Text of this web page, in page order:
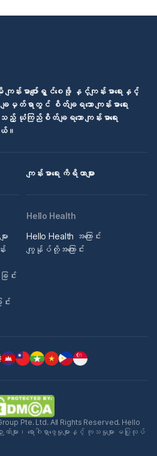
းမာပျော်ရွှင်စေဖို့ နှင့်ကျန်းမာရေးနှင့်
မှတ်ရာတွင် စိတ်ချရသော ကျန်းမာရေး
ည့် ယုံကြည်စိတ်ချရသော ကျန်းမာရေး
ယ်။
ကျန်းမာရေး ကိရိယာများ
း
င်း
း
Hello Health
Hello Health အကြောင်း
ကျွန်ုပ်တို့အကြောင်း
Pte. Ltd. All Rights Reserved. Hello
ျား၊ ရောဂါရှာဖွေမှုများနှင့် ကုသမှုများ မပြုလုပ်